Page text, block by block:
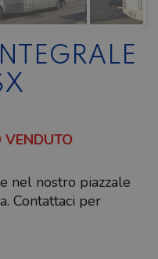
VENDUTO
nel nostro piazzale
Contattaci per